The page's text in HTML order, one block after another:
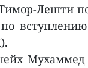
Лешти